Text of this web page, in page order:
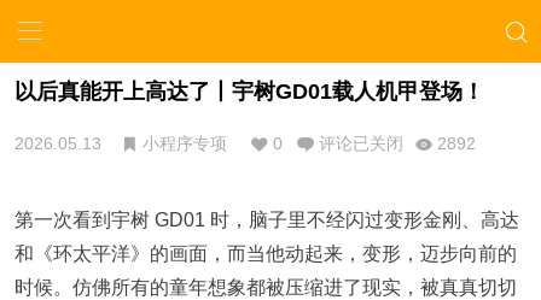
以后真能开上高达了丨宇树GD01载人机甲登场！
2026.05.13 小程序专项 0 评论已关闭 2892
第一次看到宇树 GD01 时，脑子里不经闪过变形金刚、高达
和《环太平洋》的画面，而当他动起来，变形，迈步向前的
时候。仿佛所有的童年想象都被压缩进了现实，被真真切切